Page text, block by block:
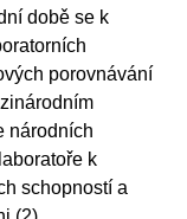
době se k
porovnávání
národních
k
schopností a